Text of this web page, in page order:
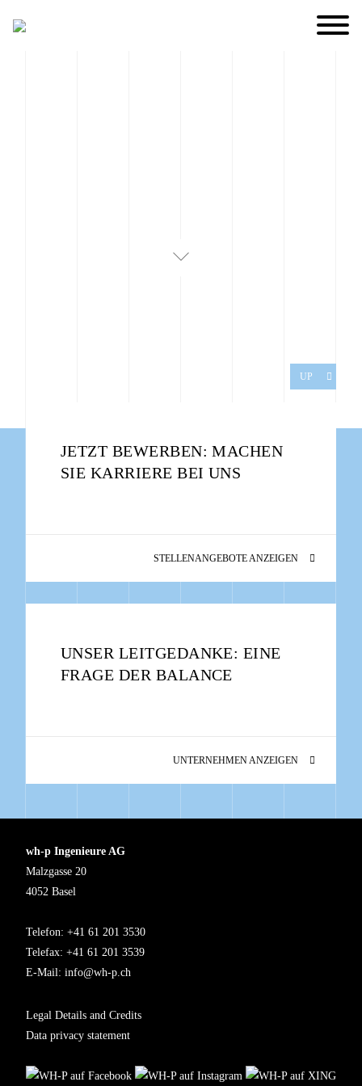
UP
JETZT BEWERBEN: MACHEN
SIE KARRIERE BEI UNS
STELLENANGEBOTE ANZEIGEN
UNSER LEITGEDANKE: EINE
FRAGE DER BALANCE
UNTERNEHMEN ANZEIGEN
wh-p Ingenieure AG
Malzgasse 20
4052 Basel
Telefon: +41 61 201 3530
Telefax: +41 61 201 3539
E-Mail: info@wh-p.ch
Legal Details and Credits
Data privacy statement